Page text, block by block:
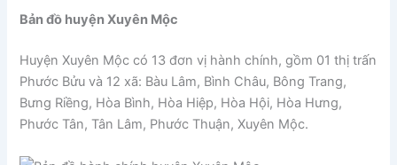
Bản đồ huyện Xuyên Mộc
Huyện Xuyên Mộc có 13 đơn vị hành chính, gồm 01 thị trấn
Phước Bửu và 12 xã: Bàu Lâm, Bình Châu, Bông Trang,
Bưng Riềng, Hòa Bình, Hòa Hiệp, Hòa Hội, Hòa Hưng,
Phước Tân, Tân Lâm, Phước Thuận, Xuyên Mộc.